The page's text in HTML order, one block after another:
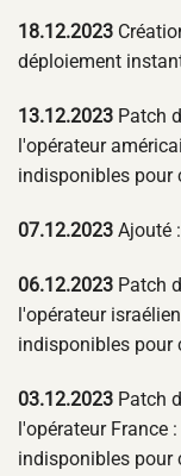
18.12.2023
déploiement
13.12.2023 Patch
l'opérateur
indisponibles pour
07.12.2023 Ajouté
06.12.2023 Patch
l'opérateur
indisponibles pour
03.12.2023 Patch
l'opérateur France
indisponibles pour